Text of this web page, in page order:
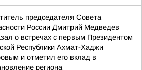
председателя Совета
России Дмитрий Медведев
о встречах с первым Президентом
Республики Ахмат-Хаджи
и отметил его вклад в
региона